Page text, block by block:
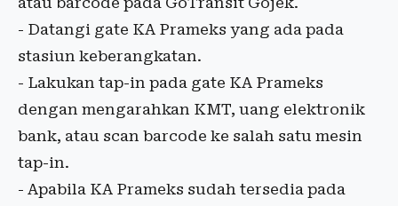
- Datangi gate KA Prameks yang ada pada
stasiun keberangkatan.
- Lakukan tap-in pada gate KA Prameks
dengan mengarahkan KMT, uang elektronik
bank, atau scan barcode ke salah satu mesin
tap-in.
- Apabila KA Prameks sudah tersedia pada